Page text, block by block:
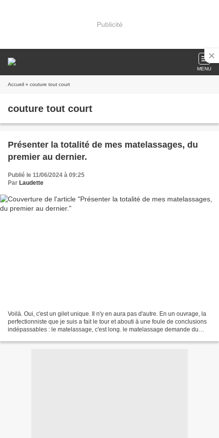
Publicité
MENU
Accueil » couture tout court
couture tout court
Présenter la totalité de mes matelassages, du
premier au dernier.
Publié le 11/06/2024 à 09:25
Par Laudette
Voilà. Oui, c'est un gilet unique. Il n'y en aura pas d'autre. En un ouvrage, la
perfectionniste que je suis a fait le tour et abouti à une foule de conclusions
indépassables : le matelassage, c'est long. le matelassage demande du